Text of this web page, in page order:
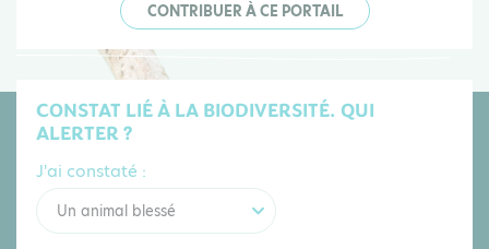
CONTRIBUER À CE PORTAIL
CONSTAT LIÉ À LA BIODIVERSITÉ. QUI
ALERTER ?
J'ai constaté :
Un animal blessé